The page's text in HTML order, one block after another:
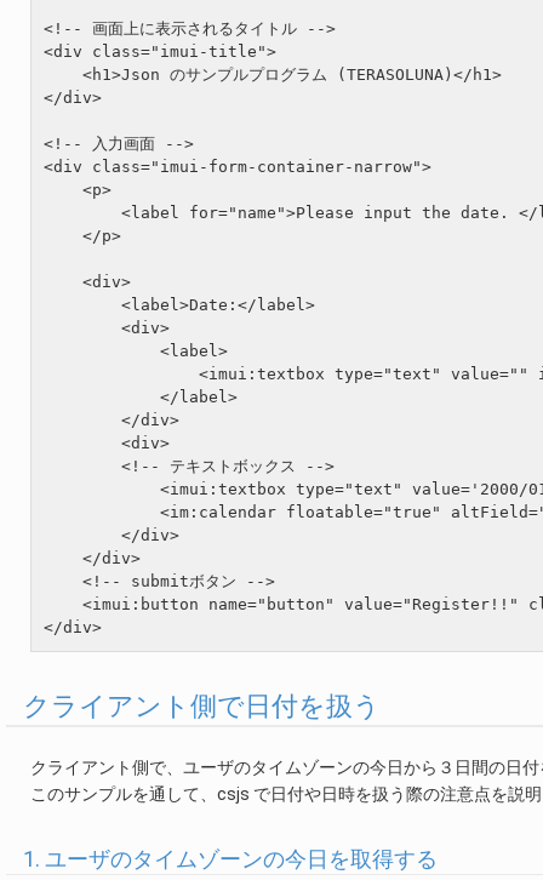
<!-- 画面上に表示されるタイトル -->
<div class="imui-title">
    <h1>Json のサンプルプログラム (TERASOLUNA)</h1>
</div>
<!-- 入力画面 -->
<div class="imui-form-container-narrow">
    <p>
<label for="name">Please input the date. </
    </p>
    <div>
        <label>Date:</label>
        <div>
            <label>
<imui:textbox type="text" value=""
            </label>
        </div>
        <div>
        <!-- テキストボックス -->
<imui:textbox type="text" value='2000/
<im:calendar floatable="true"
        </div>
    </div>
    <!-- submitボタン -->
<imui:button name="button" value="Register!!"
クライアント側で日付を扱う
クライアント側で、ユーザのタイムゾーンの今日から３日間の日
このサンプルを通して、csjs で日付や日時を扱う際の注意点を説
1. ユーザのタイムゾーンの今日を取得する